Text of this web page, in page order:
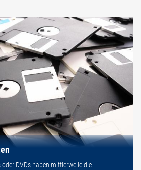
oder DVDs haben mittlerweile die